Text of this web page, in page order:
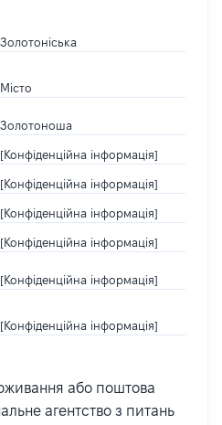
Золотоніська
Місто
Золотоноша
[Конфіденційна інформація]
[Конфіденційна інформація]
[Конфіденційна інформація]
[Конфіденційна інформація]
[Конфіденційна інформація]
[Конфіденційна інформація]
або поштова
агентство з питань